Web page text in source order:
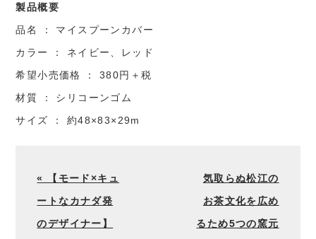
製品概要
品名 ： マイスプーンカバー
カラー ： ネイビー、レッド
希望小売価格 ： 380円＋税
材質 ： シリコーンゴム
サイズ ： 約48×83×29m
« 【モード×キュ
ートなカナダ発
のデザイナー】
気取らぬ松江の
お茶文化を広め
るため5つの窯元